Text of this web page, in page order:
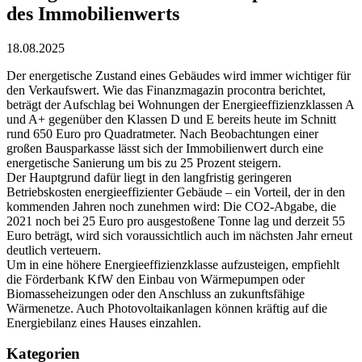
des Immobilienwerts
18.08.2025
Der energetische Zustand eines Gebäudes wird immer wichtiger für
den Verkaufswert. Wie das Finanzmagazin procontra berichtet,
beträgt der Aufschlag bei Wohnungen der Energieeffizienzklassen A
und A+ gegenüber den Klassen D und E bereits heute im Schnitt
rund 650 Euro pro Quadratmeter. Nach Beobachtungen einer
großen Bausparkasse lässt sich der Immobilienwert durch eine
energetische Sanierung um bis zu 25 Prozent steigern.
Der Hauptgrund dafür liegt in den langfristig geringeren
Betriebskosten energieeffizienter Gebäude – ein Vorteil, der in den
kommenden Jahren noch zunehmen wird: Die CO2-Abgabe, die
2021 noch bei 25 Euro pro ausgestoßene Tonne lag und derzeit 55
Euro beträgt, wird sich voraussichtlich auch im nächsten Jahr erneut
deutlich verteuern.
Um in eine höhere Energieeffizienzklasse aufzusteigen, empfiehlt
die Förderbank KfW den Einbau von Wärmepumpen oder
Biomasseheizungen oder den Anschluss an zukunftsfähige
Wärmenetze. Auch Photovoltaikanlagen können kräftig auf die
Energiebilanz eines Hauses einzahlen.
Kategorien